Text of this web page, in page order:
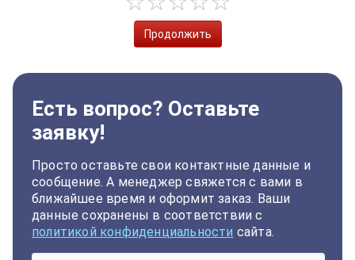
Продолжить
Есть вопрос? Оставьте
заявку!
Просто оставьте свои контактные данные и
сообщение. А менеджер свяжется с вами в
ближайшее время и оформит заказ. Ваши
данные сохранены в соответствии с
политикой конфиденциальности сайта.